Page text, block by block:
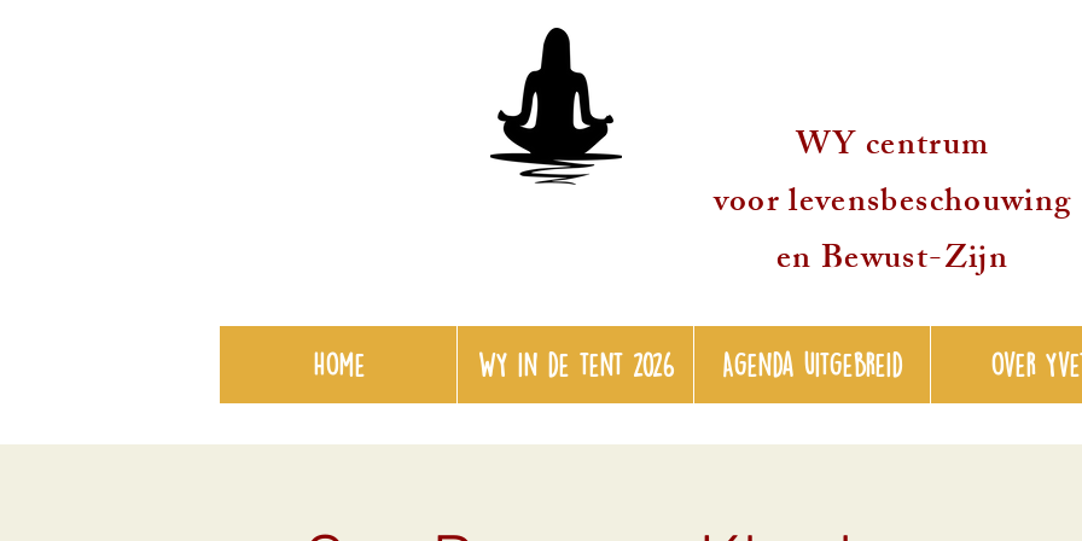
WY centrum
voor levensbeschouwing
en Bewust-Zijn
Home WY in de tent 2026 Agenda uitgebreid over